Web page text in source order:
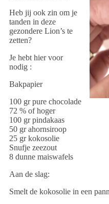
Heb jij ook zin om je
tanden in deze
gezondere Lion’s te
zetten?
Je hebt hier voor
nodig :
Bakpapier
100 gr pure chocolade
72 % of hoger
100 gr pindakaas
50 gr ahornsiroop
25 gr kokosolie
Snufje zeezout
8 dunne maiswafels
Aan de slag:
Smelt de kokosolie in een